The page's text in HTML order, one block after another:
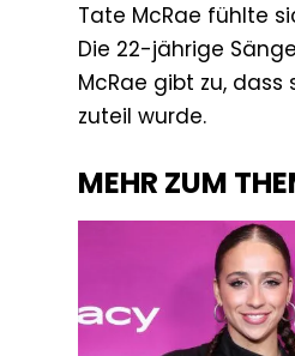
Tate McRae fühlte
Die 22-jährige
McRae gibt zu,
zuteil wurde.
MEHR ZUM